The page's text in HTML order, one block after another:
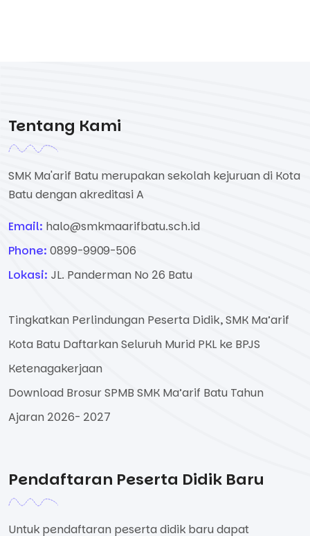
Tentang Kami
SMK Ma'arif Batu merupakan sekolah kejuruan di Kota
Batu dengan akreditasi A
Email: halo@smkmaarifbatu.sch.id
Phone: 0899-9909-506
Lokasi: JL. Panderman No 26 Batu
Tingkatkan Perlindungan Peserta Didik, SMK Ma’arif
Kota Batu Daftarkan Seluruh Murid PKL ke BPJS
Ketenagakerjaan
Download Brosur SPMB SMK Ma’arif Batu Tahun
Ajaran 2026- 2027
Pendaftaran Peserta Didik Baru
Untuk pendaftaran peserta didik baru dapat